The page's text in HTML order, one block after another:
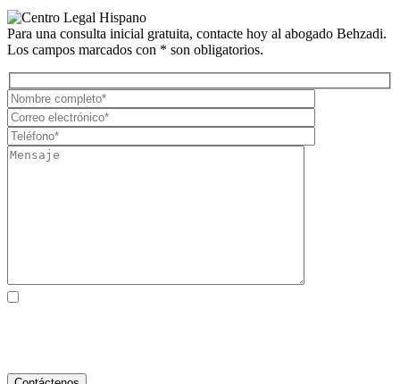
Para una consulta inicial gratuita, contacte hoy al abogado Behzadi.
Los campos marcados con * son obligatorios.